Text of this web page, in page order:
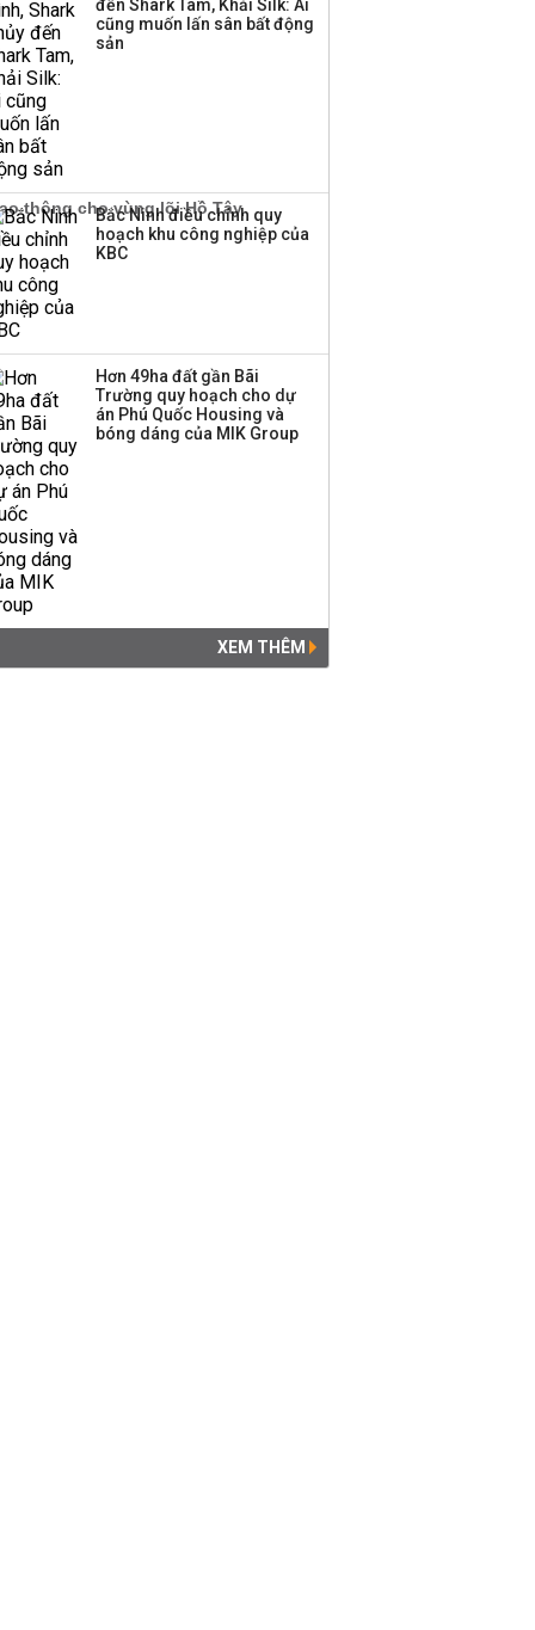
đến Shark Tam, Khải Silk: Ai
cũng muốn lấn sân bất động
sản
Bắc Ninh điều chỉnh quy
hoạch khu công nghiệp của
KBC
Hơn 49ha đất gần Bãi
Trường quy hoạch cho dự
án Phú Quốc Housing và
bóng dáng của MIK Group
XEM THÊM